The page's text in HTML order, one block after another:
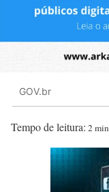
GOV.br
Tempo de leitura: 2